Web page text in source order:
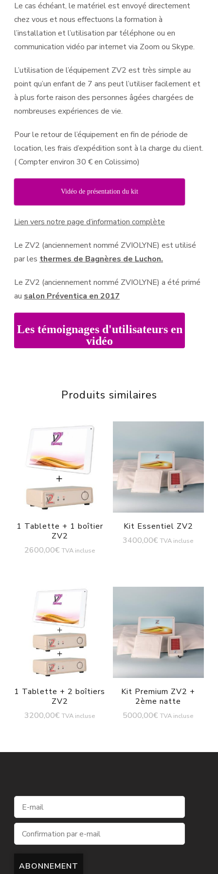
Le cas échéant, le matériel est envoyé directement
chez vous et nous effectuons la formation à
l’installation et l’utilisation par téléphone ou en
communication vidéo par internet via Zoom ou Skype.
L’utilisation de l’équipement ZV2 est très simple au
point qu’un enfant de 7 ans peut l’utiliser facilement et
à plus forte raison des personnes âgées chargées de
nombreuses expériences de vie.
Pour le retour de l’équipement en fin de période de
location, les frais d’expédition sont à la charge du client.
( Compter environ 30 € en Colissimo)
Vidéo de présentation du kit
Lien vers notre page d’information complète
Le ZV2 (anciennement nommé ZVIOLYNE) est utilisé
par les thermes de Bagnères de Luchon.
Le ZV2 (anciennement nommé ZVIOLYNE) a été primé
au salon Préventica en 2017
Les témoignages d'utilisateurs en
vidéo
Produits similaires
1 Tablette + 1 boîtier
ZV2
2600,00€ TVA incluse
Kit Essentiel ZV2
3400,00€ TVA incluse
1 Tablette + 2 boîtiers
ZV2
3200,00€ TVA incluse
Kit Premium ZV2 +
2ème natte
5000,00€ TVA incluse
ABONNEMENT